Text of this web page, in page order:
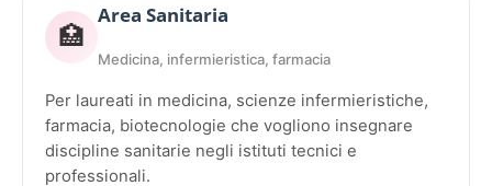
🏥
Area Sanitaria
Medicina, infermieristica, farmacia
Per laureati in medicina, scienze infermieristiche,
farmacia, biotecnologie che vogliono insegnare
discipline sanitarie negli istituti tecnici e
professionali.